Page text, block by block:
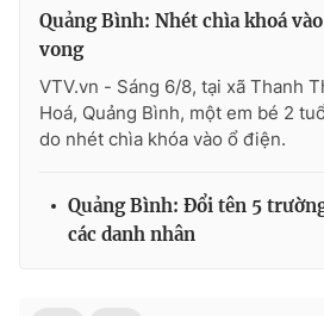
VTV Sức khoẻ Bất
Thị trường 24h Tấm
VTV9
Liên hệ tòa soạn
Quảng Bình: Nhét chìa khoá
vong
VTV.vn - Sáng 6/8, tại xã Thanh
Hoá, Quảng Bình, một em bé 2
do nhét chìa khóa vào ổ điện.
Quảng Bình: Đổi tên 5
các danh nhân